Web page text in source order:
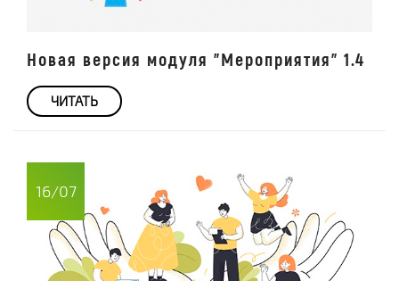
Новая версия модуля "Мероприятия" 1.4
ЧИТАТЬ
16/07